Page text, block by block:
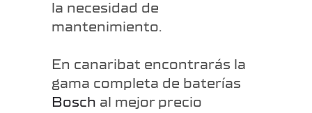
la necesidad de
mantenimiento.
En canaribat encontrarás la
gama completa de baterías
Bosch al mejor precio